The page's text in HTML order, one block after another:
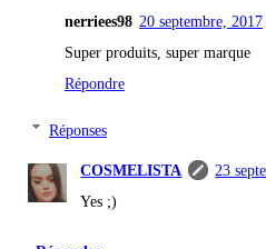
nerriees98 20 septembre, 2017
Super produits, super marque
Répondre
Réponses
COSMELISTA
23
Yes ;)